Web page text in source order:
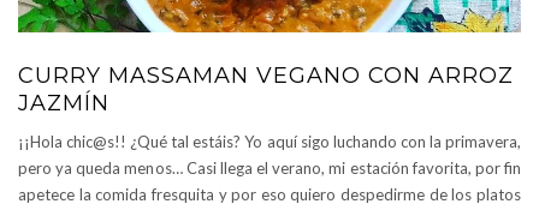
CURRY MASSAMAN VEGANO CON ARROZ
JAZMÍN
¡¡Hola chic@s!! ¿Qué tal estáis? Yo aquí sigo luchando con la primavera,
pero ya queda menos… Casi llega el verano, mi estación favorita, por fin
apetece la comida fresquita y por eso quiero despedirme de los platos